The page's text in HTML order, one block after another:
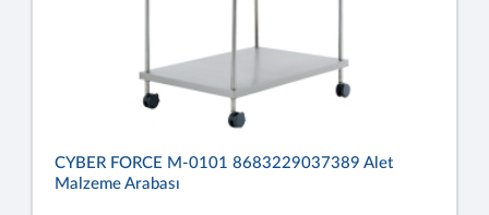
CYBER FORCE M-0101 8683229037389 Alet
Malzeme Arabası